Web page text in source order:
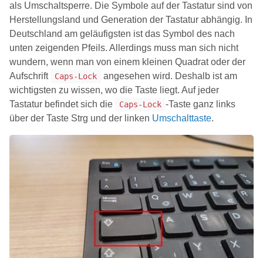
als Umschaltsperre. Die Symbole auf der Tastatur sind von
Herstellungsland und Generation der Tastatur abhängig. In
Deutschland am geläufigsten ist das Symbol des nach
unten zeigenden Pfeils. Allerdings muss man sich nicht
wundern, wenn man von einem kleinen Quadrat oder der
Aufschrift
Caps-Lock
angesehen wird. Deshalb ist am
wichtigsten zu wissen, wo die Taste liegt. Auf jeder
Tastatur befindet sich die
Caps-Lock -Taste ganz links
über der Taste Strg und der linken Umschalttaste.